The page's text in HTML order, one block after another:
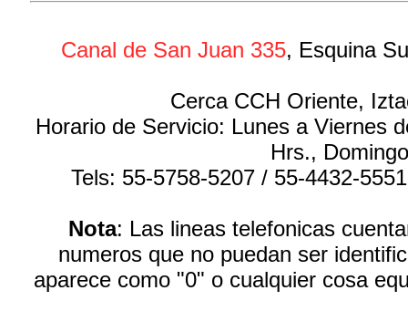
Canal de San Juan 335, Esquina
Cerca CCH Oriente,
Horario de Servicio: Lunes a Viernes
Hrs.,
Tels: 55-5758-5207 / 55-4432-
Nota: Las lineas telefonicas
numeros que no puedan ser
aparece como "0" o cualquier cosa